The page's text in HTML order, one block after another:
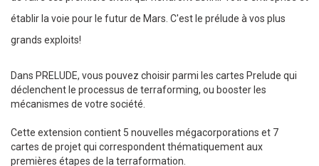
établir la voie pour le futur de Mars. C'est le prélude à vos plus
grands exploits!
Dans PRELUDE, vous pouvez choisir parmi les cartes Prelude qui
déclenchent le processus de terraforming, ou booster les
mécanismes de votre société.
Cette extension contient 5 nouvelles mégacorporations et 7
cartes de projet qui correspondent thématiquement aux
premières étapes de la terraformation.